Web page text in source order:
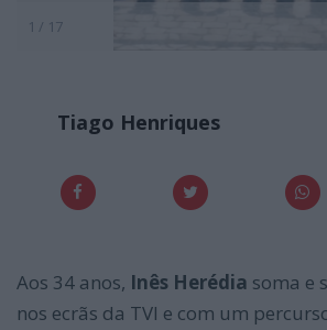
1 / 17
Tiago Henriques
Aos 34 anos, Inês Herédia soma e
nos ecrãs da TVI e com um